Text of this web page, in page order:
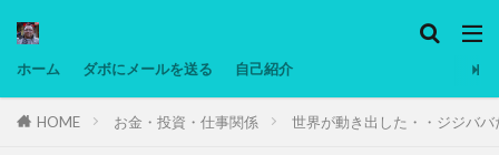
ホーム ダボにメールを送る 自己紹介
HOME お金・投資・仕事関係 世界が動き出した・・ジジバ
タグ